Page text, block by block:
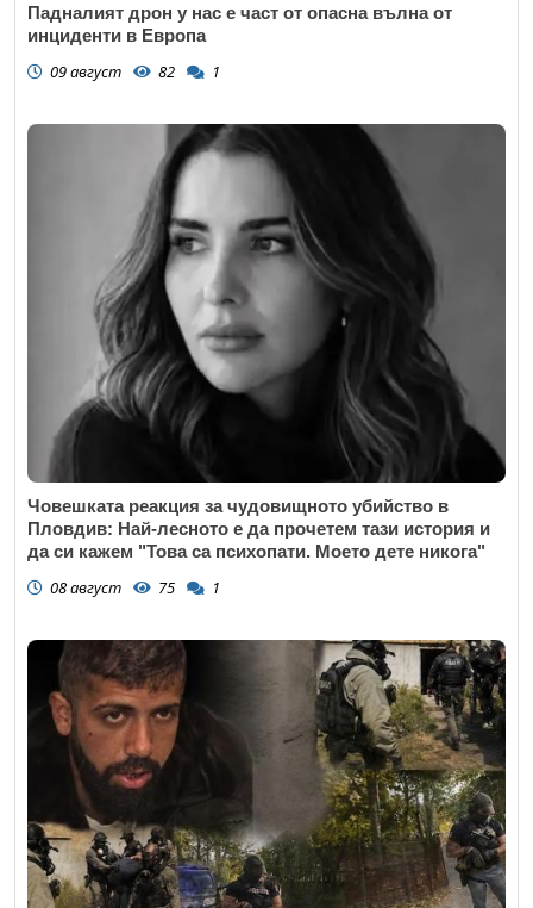
Падналият дрон у нас е част от опасна вълна от
инциденти в Европа
09 август 82 1
Човешката реакция за чудовищното убийство в
Пловдив: Най-лесното е да прочетем тази история и
да си кажем "Това са психопати. Моето дете никога"
08 август 75 1